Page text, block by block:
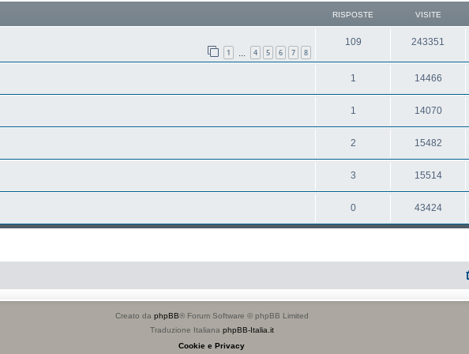
RISPOSTE VISITE
1 4 5 6 7 8
109 243351
1 14466
1 14070
2 15482
3 15514
0 43424
Creato da phpBB® Forum Software © phpBB Limited
Traduzione Italiana phpBB-Italia.it
Cookie e Privacy